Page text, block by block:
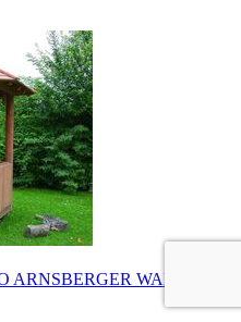
ARNSBERGER WALD -T-R